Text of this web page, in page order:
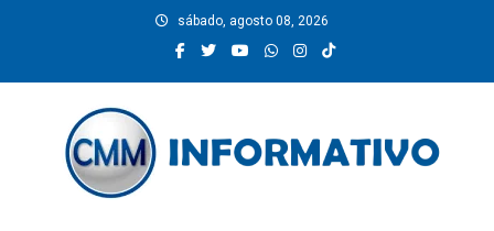
sábado, agosto 08, 2026